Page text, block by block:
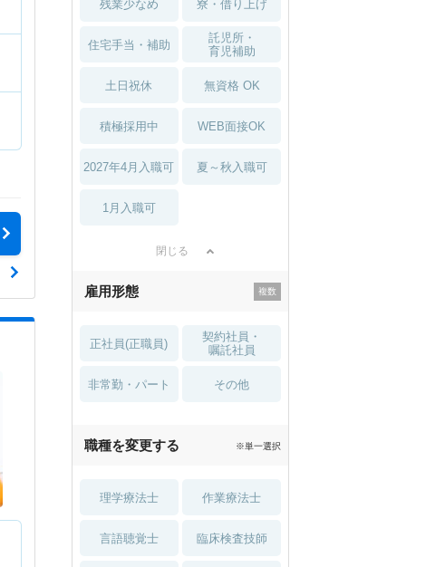
残業少なめ 寮・借り上げ
住宅手当・補助
託児所・
育児補助
土日祝休 無資格 OK
積極採用中 WEB面接OK
2027年4月入職可 夏～秋入職可
1月入職可
閉じる
雇用形態
正社員(正職員)
契約社員・
嘱託社員
非常勤・パート その他
職種を変更する ※単一選択
理学療法士 作業療法士
言語聴覚士 臨床検査技師